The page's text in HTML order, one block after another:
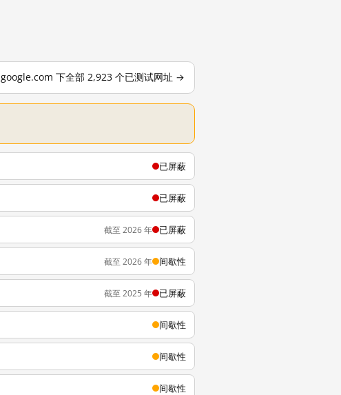
google.com 下全部 2,923 个已测试网址 →
已屏蔽
已屏蔽
截至 2026 年 已屏蔽
截至 2026 年 间歇性
截至 2025 年 已屏蔽
间歇性
间歇性
间歇性